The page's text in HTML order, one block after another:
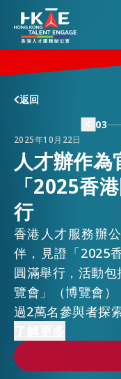
香港優勢
居港須知
人才支援
就業資訊
在港營商
活動情報
返回
03
2025年10月22日
人才辦作
「2025香
行
香港人才服務辦
伴，見證「2025
圓滿舉行，活動
覽會」（博覽會
過2萬名參與者探
才辦總監陳海勁
禮嘉賓並發言。